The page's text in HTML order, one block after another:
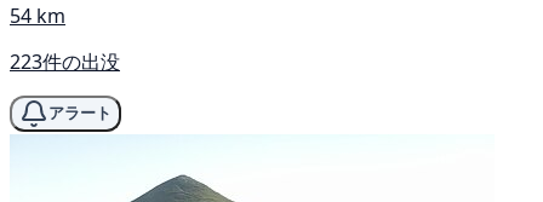
54 km
223件の出没
アラート